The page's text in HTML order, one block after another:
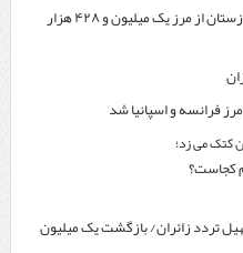
تردد زائران اربعین در مرزهای خوزستان از مرز یک میلیون و ۴۲۸ هزار
فرانسه و اسپانیا شد
کتک می زد؛
کجاست؟
تردد زائران/ بازگشت یک میلیون